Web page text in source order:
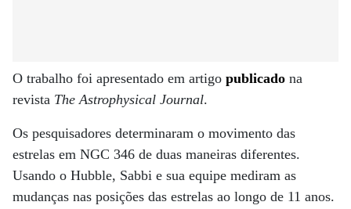
O trabalho foi apresentado em artigo publicado na
revista The Astrophysical Journal.
Os pesquisadores determinaram o movimento das
estrelas em NGC 346 de duas maneiras diferentes.
Usando o Hubble, Sabbi e sua equipe mediram as
mudanças nas posições das estrelas ao longo de 11 anos.